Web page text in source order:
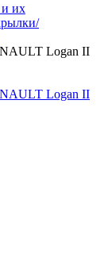
и их
Logan II